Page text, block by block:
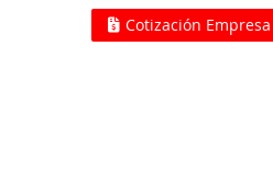
Cotización Empresa